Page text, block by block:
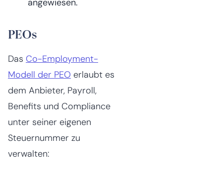
angewiesen.
PEOs
Das Co-Employment-
Modell der PEO erlaubt es
dem Anbieter, Payroll,
Benefits und Compliance
unter seiner eigenen
Steuernummer zu
verwalten: